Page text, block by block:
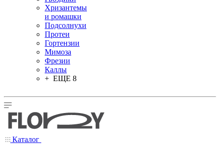
Хризантемы
и ромашки
Подсолнухи
Протеи
Гортензии
Мимоза
Фрезии
Каллы
+ ЕЩЕ 8
Каталог